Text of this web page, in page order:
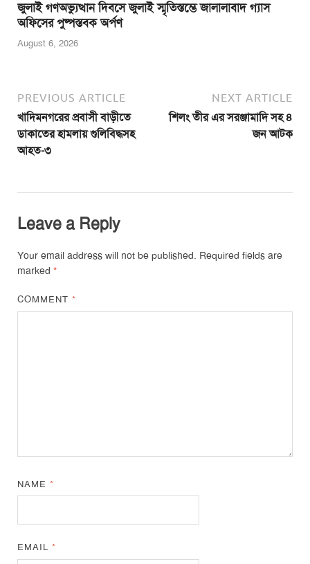
জুলাই গণঅভ্যুত্থান দিবসে জুলাই স্মৃতিস্তম্ভে জালালাবাদ গ্যাস
অফিসের পুষ্পস্তবক অর্পণ
August 6, 2026
PREVIOUS ARTICLE
খাদিমনগরের প্রবাসী বাড়ীতে
ডাকাতের হামলায় গুলিবিদ্ধসহ
আহত-৩
NEXT ARTICLE
শিলং তীর এর সরঞ্জামাদি সহ ৪
জন আটক
Leave a Reply
Your email address will not be published. Required fields are
marked *
COMMENT*
NAME*
EMAIL*